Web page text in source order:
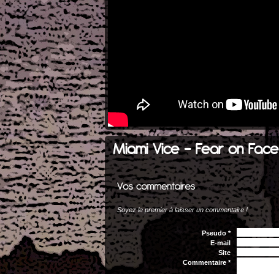
Miami Vice - Fear on Face
Soyez le premier à laisser un commentaire !
Pseudo *
E-mail
Site
Commentaire *